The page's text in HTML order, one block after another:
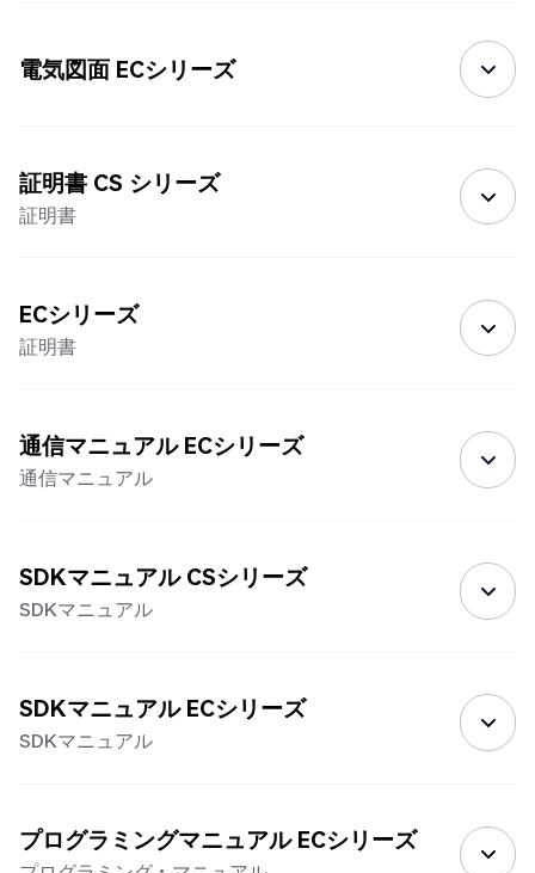
電気図面 ECシリーズ
証明書 CS シリーズ
証明書
ECシリーズ
証明書
通信マニュアル ECシリーズ
通信マニュアル
SDKマニュアル CSシリーズ
SDKマニュアル
SDKマニュアル ECシリーズ
SDKマニュアル
プログラミングマニュアル ECシリーズ